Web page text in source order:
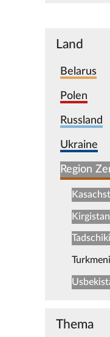
Land
Belarus
Polen
Russland
Ukraine
Region
Kirgistan
Thema